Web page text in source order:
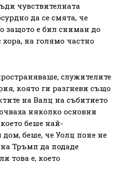
чувствителната
да се смята, че
защото е бил сниман до
на голямо частно
служителите
която ги разгневи също
на Валц на събитието
няколко основни
беше най-
беше, че Уолц поне не
Тръмп да подаде
това е, което